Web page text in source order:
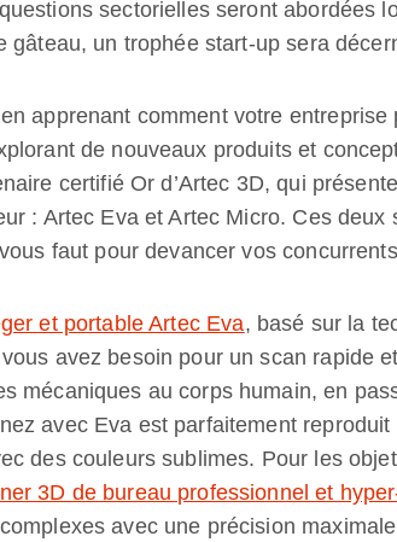
sectorielles seront abordées
gâteau, un trophée start-up sera
apprenant comment votre
de nouveaux produits et
certifié Or d’Artec 3D, qui
: Artec Eva et Artec Micro. Ces
faut pour devancer vos
et portable Artec Eva, basé sur la
avez besoin pour un scan rapide
mécaniques au corps humain, en
avec Eva est parfaitement
des couleurs sublimes. Pour les
3D de bureau professionnel et
avec une précision